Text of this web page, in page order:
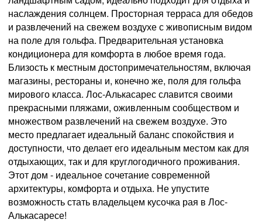
наслаждения солнцем. Просторная терраса для обедов
и развлечений на свежем воздухе с живописным видом
на поле для гольфа. Предварительная установка
кондиционера для комфорта в любое время года.
Близость к местным достопримечательностям, включая
магазины, рестораны и, конечно же, поля для гольфа
мирового класса. Лос-Алькасарес славится своими
прекрасными пляжами, оживленным сообществом и
множеством развлечений на свежем воздухе. Это
место предлагает идеальный баланс спокойствия и
доступности, что делает его идеальным местом как для
отдыхающих, так и для круглогодичного проживания.
Этот дом - идеальное сочетание современной
архитектуры, комфорта и отдыха. Не упустите
возможность стать владельцем кусочка рая в Лос-
Алькасаресе!